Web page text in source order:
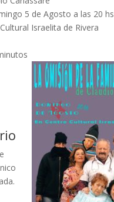
5 de Agosto a las 20 hs
Israelita de Rivera